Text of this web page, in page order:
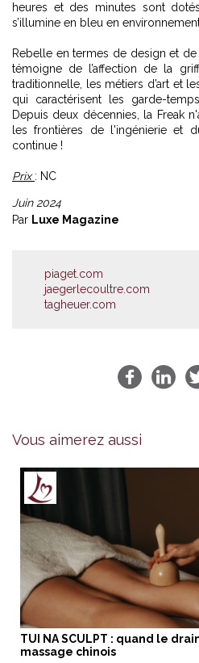
heures et des minutes sont
s’illumine en bleu en
Rebelle en termes de design et
témoigne de l’affection de la
traditionnelle, les métiers d’art et
qui caractérisent les garde-
Depuis deux décennies, la Freak
les frontières de l'ingénierie et
continue !
Prix: NC
Juin 2024
Par Luxe Magazine
piaget.com
jaegerlecoultre.com
tagheuer.com
Vous aimerez aussi
TUI NA SCULPT : quand le
massage chinois